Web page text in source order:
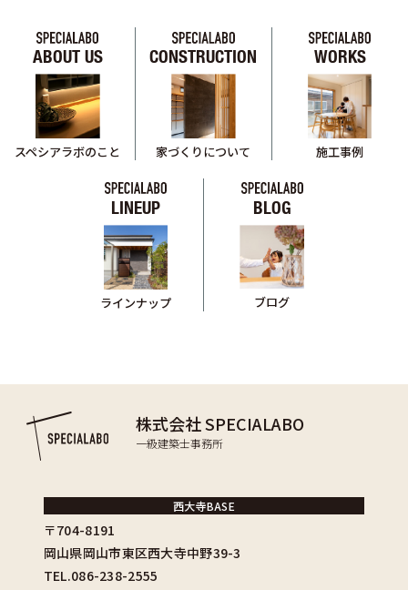
ABOUT US
スペシアラボのこと
CONSTRUCTION
家づくりについて
WORKS
施工事例
LINEUP
ラインナップ
BLOG
ブログ
株式会社 SPECIALABO
一級建築士事務所
西大寺BASE
〒704-8191
岡山県岡山市東区西大寺中野39-3
TEL.086-238-2555